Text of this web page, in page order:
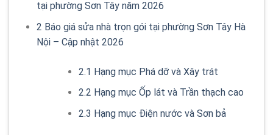
tại phường Sơn Tây năm 2026
2 Báo giá sửa nhà trọn gói tại phường Sơn Tây Hà
Nội – Cập nhật 2026
2.1 Hạng mục Phá dỡ và Xây trát
2.2 Hạng mục Ốp lát và Trần thạch cao
2.3 Hạng mục Điện nước và Sơn bả